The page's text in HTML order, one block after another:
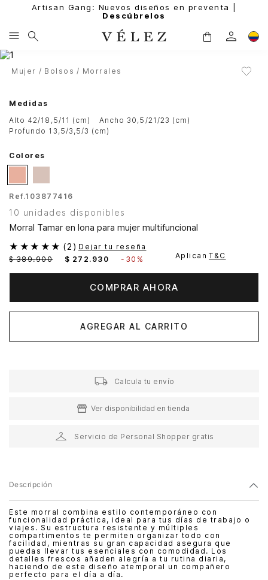
Artisan Gang: Nuevos diseños en preventa |
Descúbrelos
Mujer Bolsos Morrales
Medidas
alto 42/18,5/11 (cm)
ancho 30,5/21/23 (cm)
profundo 13,5/3,5/3 (cm)
Colores
Ref.103877416
10 unidades disponibles
Morral Tamar en lona para mujer multifuncional
★ ★ ★ ★ ★ (2 ) Dejar tu reseña
$ 389.900 $ 272 . 930 - 30% Aplican T&C
COMPRAR AHORA
AGREGAR AL CARRITO
Calcula tu envío
Ver disponibilidad en tienda
Servicio de Personal Shopper gratis
Descripción
Este morral combina estilo contemporáneo con
funcionalidad práctica, ideal para tus días de trabajo o
viajes. Su estructura resistente y múltiples
compartimentos te permiten organizar todo con
facilidad, mientras su gran capacidad asegura que
puedas llevar tus esenciales con comodidad. Los
detalles frescos añaden alegría a tu rutina diaria,
haciendo de este diseño atemporal un compañero
perfecto para el día a día.